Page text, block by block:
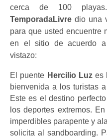
TemporadaLivre dio una
para que usted encuentre
en el sitio de acuerdo a
vistazo:
El puente Hercilio Luz es
bienvenida a los turistas
Este es el destino
los deportes extremos.
imperdibles parapente y
solicita al sandboarding.